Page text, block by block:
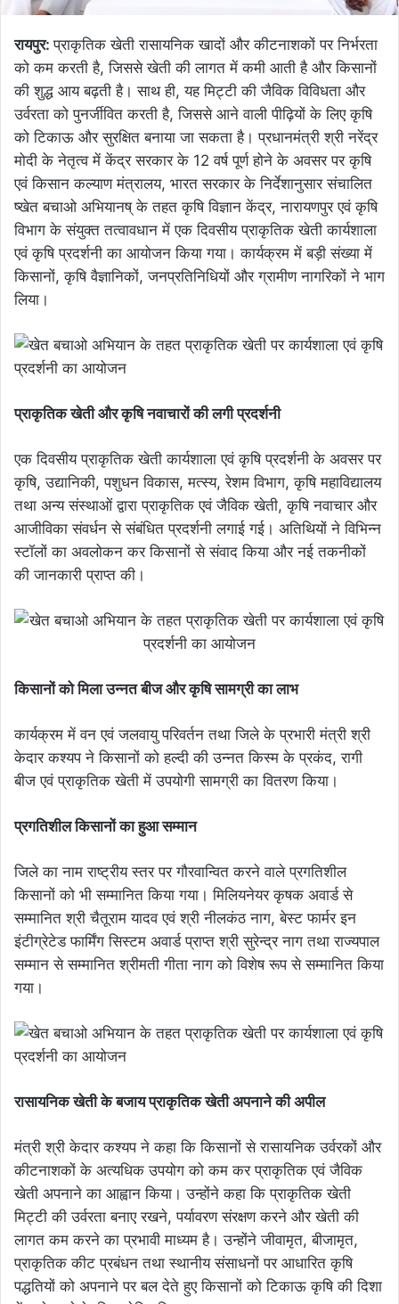
रायपुर:प्राकृतिक खेती रासायनिक खादों और कीटनाशकों पर निर्भरता
को कम करती है, जिससे खेती की लागत में कमी आती है और किसानों
की शुद्ध आय बढ़ती है। साथ ही, यह मिट्टी की जैविक विविधता और
उर्वरता को पुनर्जीवित करती है, जिससे आने वाली पीढ़ियों के लिए कृषि
को टिकाऊ और सुरक्षित बनाया जा सकता है। प्रधानमंत्री श्री नरेंद्र
मोदी के नेतृत्व में केंद्र सरकार के 12 वर्ष पूर्ण होने के अवसर पर कृषि
एवं किसान कल्याण मंत्रालय, भारत सरकार के निर्देशानुसार संचालित
ष्खेत बचाओ अभियानष् के तहत कृषि विज्ञान केंद्र, नारायणपुर एवं कृषि
विभाग के संयुक्त तत्वावधान में एक दिवसीय प्राकृतिक खेती कार्यशाला
एवं कृषि प्रदर्शनी का आयोजन किया गया। कार्यक्रम में बड़ी संख्या में
किसानों, कृषि वैज्ञानिकों, जनप्रतिनिधियों और ग्रामीण नागरिकों ने भाग
लिया।
प्राकृतिक खेती और कृषि नवाचारों की लगी प्रदर्शनी
एक दिवसीय प्राकृतिक खेती कार्यशाला एवं कृषि प्रदर्शनी के अवसर पर
कृषि, उद्यानिकी, पशुधन विकास, मत्स्य, रेशम विभाग, कृषि महाविद्यालय
तथा अन्य संस्थाओं द्वारा प्राकृतिक एवं जैविक खेती, कृषि नवाचार और
आजीविका संवर्धन से संबंधित प्रदर्शनी लगाई गई। अतिथियों ने विभिन्न
स्टॉलों का अवलोकन कर किसानों से संवाद किया और नई तकनीकों
की जानकारी प्राप्त की।
किसानों को मिला उन्नत बीज और कृषि सामग्री का लाभ
कार्यक्रम में वन एवं जलवायु परिवर्तन तथा जिले के प्रभारी मंत्री श्री
केदार कश्यप ने किसानों को हल्दी की उन्नत किस्म के प्रकंद, रागी
बीज एवं प्राकृतिक खेती में उपयोगी सामग्री का वितरण किया।
प्रगतिशील किसानों का हुआ सम्मान
जिले का नाम राष्ट्रीय स्तर पर गौरवान्वित करने वाले प्रगतिशील
किसानों को भी सम्मानित किया गया। मिलियनेयर कृषक अवार्ड से
सम्मानित श्री चैतूराम यादव एवं श्री नीलकंठ नाग, बेस्ट फार्मर इन
इंटीग्रेटेड फार्मिंग सिस्टम अवार्ड प्राप्त श्री सुरेन्द्र नाग तथा राज्यपाल
सम्मान से सम्मानित श्रीमती गीता नाग को विशेष रूप से सम्मानित किया
गया।
रासायनिक खेती के बजाय प्राकृतिक खेती अपनाने की अपील
मंत्री श्री केदार कश्यप ने कहा कि किसानों से रासायनिक उर्वरकों और
कीटनाशकों के अत्यधिक उपयोग को कम कर प्राकृतिक एवं जैविक
खेती अपनाने का आह्वान किया। उन्होंने कहा कि प्राकृतिक खेती
मिट्टी की उर्वरता बनाए रखने, पर्यावरण संरक्षण करने और खेती की
लागत कम करने का प्रभावी माध्यम है। उन्होंने जीवामृत, बीजामृत,
प्राकृतिक कीट प्रबंधन तथा स्थानीय संसाधनों पर आधारित कृषि
पद्धतियों को अपनाने पर बल देते हुए किसानों को टिकाऊ कृषि की दिशा